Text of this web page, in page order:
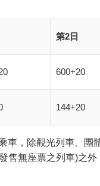
第2日
600+20
144+20
車，除觀光列車、團
售無座票之列車)之